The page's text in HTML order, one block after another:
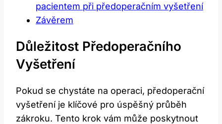
pacientem při předoperačním⁣ vyšetření
Závěrem
Důležitost⁤ Předoperačního
Vyšetření
Pokud se‌ chystáte na ⁤operaci, předoperační
vyšetření je klíčové ​pro úspěšný průběh
zákroku. Tento krok vám může poskytnout